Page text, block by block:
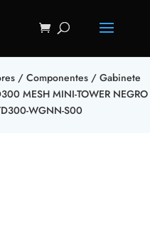
/ Componentes/ Gabinete
‎MESH MINI-TOWER NEGRO
WGNN-S00